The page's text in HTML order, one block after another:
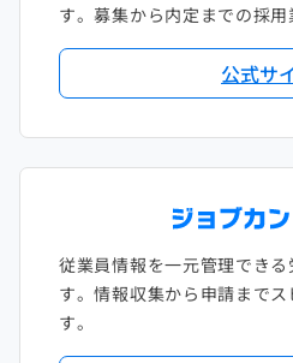
す。募集から内定までの採用
公式サ
従業員情報を一元管理でき
す。情報収集から申請まで
す。